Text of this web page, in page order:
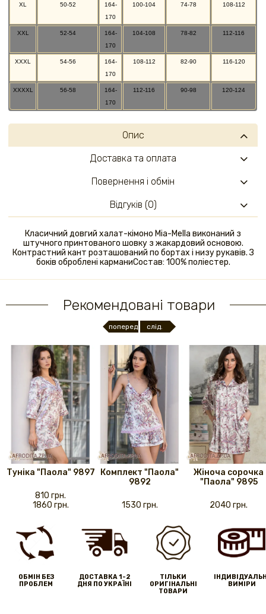
XL 50-52
164-
170
100-104 74-78 108-112
XXL 52-54
164-
170
104-108 78-82 112-116
XXXL 54-56
164-
170
108-112 82-90 116-120
XXXXL 56-58
164-
170
112-116 90-98 120-124
Опис
Класичний довгий халат-кімоно Mia-Mella виконаний з
штучного принтованого шовку з жакардовий основою.
Контрастний кант розташований по бортах і низу рукавів. З
боків оброблені карманиСостав: 100% поліестер.
Доставка та оплата
Повернення і обмін
Відгуків (0)
Рекомендовані товари
поперед. слід.
Туніка "Паола" 9897
810 грн.
1860 грн.
Комплект "Паола"
9892
1530 грн.
Жіноча сорочка
"Паола" 9895
2040 грн.
ОБМІН БЕЗ
ПРОБЛЕМ
ДОСТАВКА 1-2
ДНЯ ПО УКРАЇНІ
ТІЛЬКИ
ОРИГІНАЛЬНІ
ТОВАРИ
ВИМІРИ